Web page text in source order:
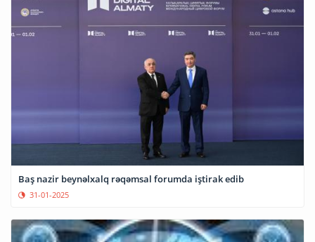
Baş nazir beynəlxalq rəqəmsal forumda iştirak edib
31-01-2025